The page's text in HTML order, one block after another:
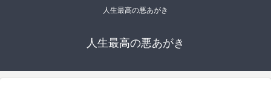
人生最高の悪あがき
人生最高の悪あがき